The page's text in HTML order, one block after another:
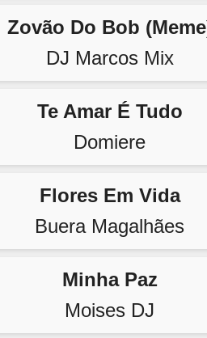
Zovão Do Bob
DJ Marcos Mix
Te Amar É Tudo
Domiere
Flores Em Vida
Buera Magalhães
Minha Paz
Moises DJ